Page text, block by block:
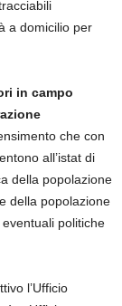
a domicilio per
in campo
che con
all’istat di
della popolazione
della popolazione
politiche
l’Ufficio